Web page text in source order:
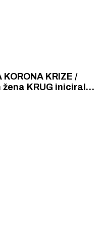
KRUG inicirala,